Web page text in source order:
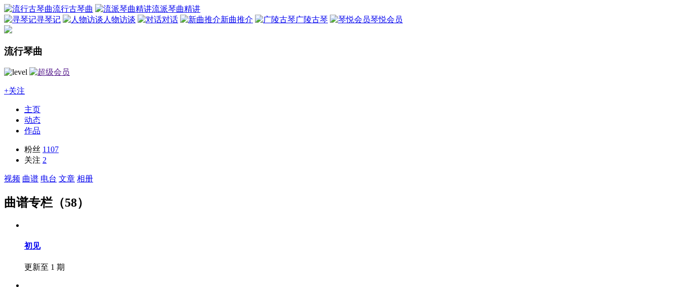
流行古琴曲
流派琴曲精讲
寻琴记
人物访谈 对话 新曲推介 广陵古琴 琴悦会员
流行琴曲
+关注
主页
动态
作品
粉丝 1107
关注 2
视频 曲谱 电台 文章 相册
曲谱专栏（58）
初见
更新至 1 期